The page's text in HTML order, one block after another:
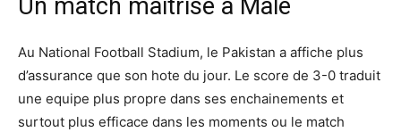
Un match maitrise a Male
Au National Football Stadium, le Pakistan a affiche plus
d’assurance que son hote du jour. Le score de 3-0 traduit
une equipe plus propre dans ses enchainements et
surtout plus efficace dans les moments ou le match